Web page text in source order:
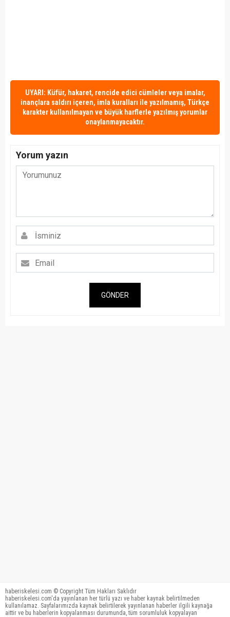
UYARI: Küfür, hakaret, rencide edici cümleler veya imalar,
inançlara saldırı içeren, imla kuralları ile yazılmamış, Türkçe
karakter kullanılmayan ve büyük harflerle yazılmış yorumlar
onaylanmayacaktır.
Yorum yazın
GÖNDER
haberiskelesi.com © Copyright Tüm Hakları Saklıdır
haberiskelesi.com'da yayınlanan her türlü yazı ve haber kaynak belirtilmeden
kullanılamaz. Sayfalarımızda kaynak belirtilerek yayınlanan haberler ilgili kaynağa
aittir ve bu haberlerin kopyalanması durumunda, tüm sorumluluk kopyalayan